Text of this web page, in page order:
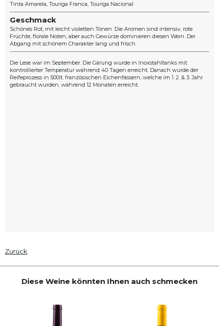
Tinta Amarela Touriga Franca Touriga Nacional
Geschmack
Schönes Rot, mit leicht violetten Tönen. Die Aromen sind intensiv, rote
Früchte, florale Noten, aber auch Gewürze dominieren diesen Wein. Der
Abgang mit schönem Charakter lang und frisch.
Die Lese war im September. Die Gärung wurde in Inoxstahltanks mit
kontrollierter Temperatur während 40 Tagen erreicht. Danach wurde der
Reifeprozess in 500lt. französischen Eichenfässern, welche im 1. 2. & 3. Jahr
gebraucht wurden, während 12 Monaten erreicht.
Zurück
Diese Weine könnten Ihnen auch schmecken